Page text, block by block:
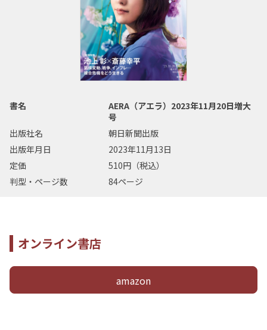
書名
AERA（アエラ）2023年11月20日増大
号
出版社名
朝日新聞出版
出版年月日
2023年11月13日
定価
510円（税込）
判型・ページ数
84ページ
オンライン書店
amazon